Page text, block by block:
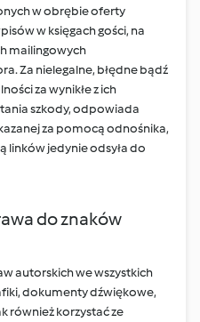
w obrębie oferty
w księgach gości, na
mailingowych
Za nielegalne, błędne bądź
za wynikłe z ich
szkody, odpowiada
za pomocą odnośnika,
linków jedynie odsyła do
do znaków
autorskich we wszystkich
dokumenty dźwiękowe,
również korzystać ze